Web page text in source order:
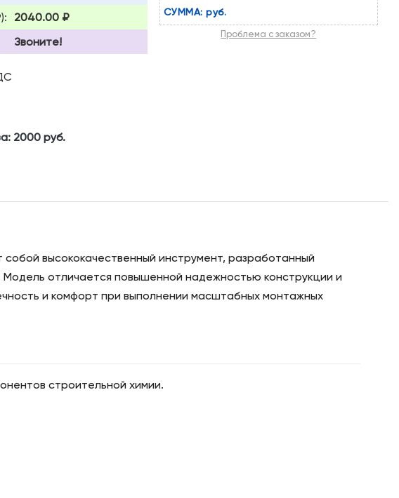
2040.00 ₽
Звоните!
2000 руб.
СУММА: руб.
Проблема с заказом?
высококачественный инструмент, разработанный
отличается повышенной надежностью конструкции и
и комфорт при выполнении масштабных монтажных
строительной химии.